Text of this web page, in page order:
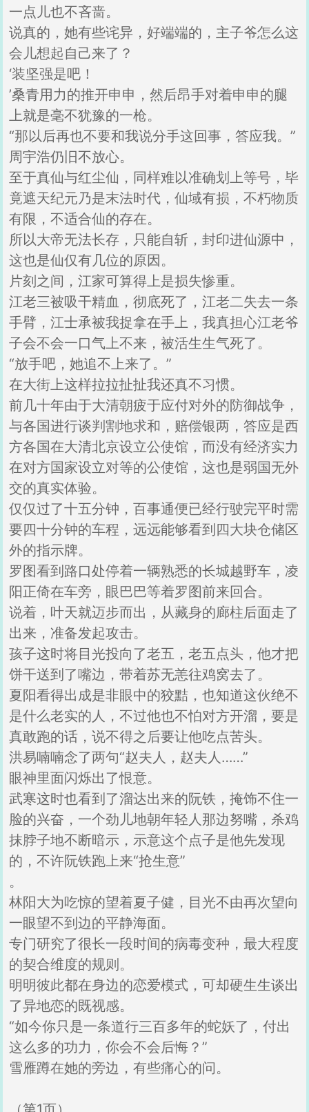
一点儿也不吝啬。
说真的，她有些诧异，好端端的，主子爷怎么这
会儿想起自己来了？
‘装坚强是吧！
’桑青用力的推开申申，然后昂手对着申申的腿
上就是毫不犹豫的一枪。
“那以后再也不要和我说分手这回事，答应我。”
周宇浩仍旧不放心。
至于真仙与红尘仙，同样难以准确划上等号，毕
竟遮天纪元乃是末法时代，仙域有损，不朽物质
有限，不适合仙的存在。
所以大帝无法长存，只能自斩，封印进仙源中，
这也是仙仅有几位的原因。
片刻之间，江家可算得上是损失惨重。
江老三被吸干精血，彻底死了，江老二失去一条
手臂，江士承被我捉拿在手上，我真担心江老爷
子会不会一口气上不来，被活生生气死了。
“放手吧，她追不上来了。”
在大街上这样拉拉扯扯我还真不习惯。
前几十年由于大清朝疲于应付对外的防御战争，
与各国进行谈判割地求和，赔偿银两，答应是西
方各国在大清北京设立公使馆，而没有经济实力
在对方国家设立对等的公使馆，这也是弱国无外
交的真实体验。
仅仅过了十五分钟，百事通便已经行驶完平时需
要四十分钟的车程，远远能够看到四大块仓储区
外的指示牌。
罗图看到路口处停着一辆熟悉的长城越野车，凌
阳正倚在车旁，眼巴巴等着罗图前来回合。
说着，叶天就迈步而出，从藏身的廊柱后面走了
出来，准备发起攻击。
孩子这时将目光投向了老五，老五点头，他才把
饼干送到了嘴边，带着苏无恙往鸡窝去了。
夏阳看得出成是非眼中的狡黠，也知道这伙绝不
是什么老实的人，不过他也不怕对方开溜，要是
真敢跑的话，说不得之后要让他吃点苦头。
洪易喃喃念了两句“赵夫人，赵夫人……”
眼神里面闪烁出了恨意。
武寒这时也看到了溜达出来的阮铁，掩饰不住一
脸的兴奋，一个劲儿地朝年轻人那边努嘴，杀鸡
抹脖子地不断暗示，示意这个点子是他先发现
的，不许阮铁跑上来“抢生意”
。
林阳大为吃惊的望着夏子健，目光不由再次望向
一眼望不到边的平静海面。
专门研究了很长一段时间的病毒变种，最大程度
的契合维度的规则。
明明彼此都在身边的恋爱模式，可却硬生生谈出
了异地恋的既视感。
“如今你只是一条道行三百多年的蛇妖了，付出
这么多的功力，你会不会后悔？”
雪雁蹲在她的旁边，有些痛心的问。